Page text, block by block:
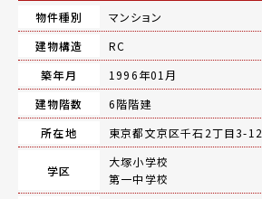
物件種別
マンション
建物構造
RC
築年月
1996年01月
建物階数
6階階建
所在地
東京都文京区千石2丁目3-12
学区
大塚小学校
第一中学校